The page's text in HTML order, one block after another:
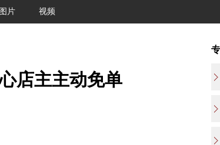
图片 视频
店主主动免单